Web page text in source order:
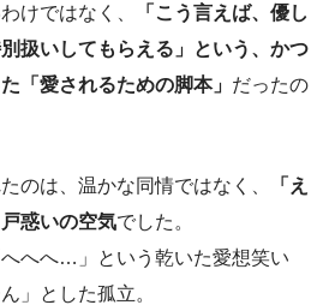
けではなく、
「こう言えば、優し
扱いしてもらえる」という、かつ
「愛されるための脚本」 だったの
のは、温かな同情ではなく、
「え
惑いの空気でした。
へへ…」という乾いた愛想笑い
」とした孤立。